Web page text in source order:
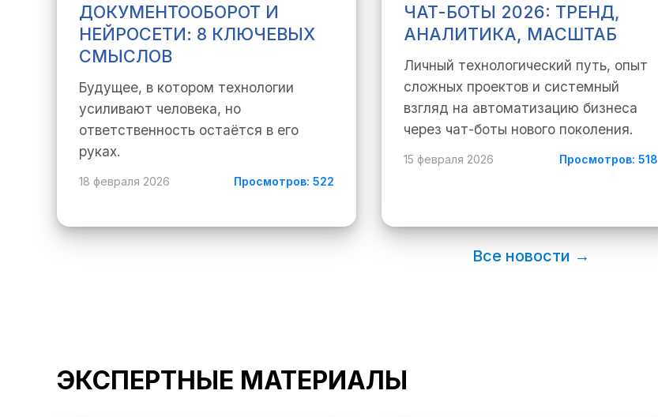
ДОКУМЕНТООБОРОТ И
НЕЙРОСЕТИ: 8 КЛЮЧЕВЫХ
СМЫСЛОВ
Будущее, в котором технологии
усиливают человека, но
ответственность остаётся в его
руках.
18 февраля 2026 Просмотров: 522
ЧАТ-БОТЫ 2026: ТРЕНД,
АНАЛИТИКА, МАСШТАБ
Личный технологический путь, опыт
сложных проектов и системный
взгляд на автоматизацию бизнеса
через чат-боты нового поколения.
15 февраля 2026 Просмотров: 518
Все новости →
ЭКСПЕРТНЫЕ МАТЕРИАЛЫ